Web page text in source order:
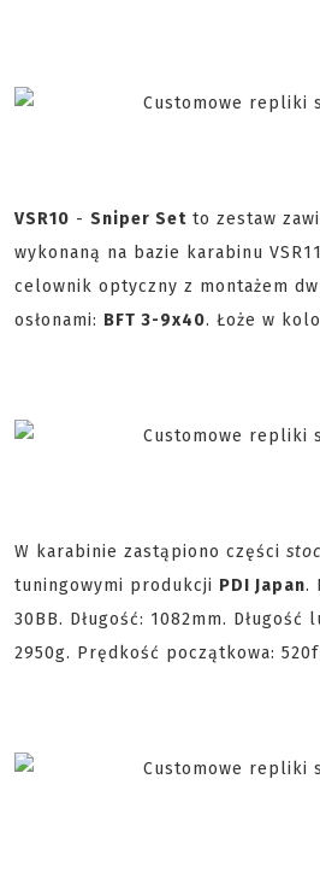
VSR10 - Sniper Set to zestaw
wykonaną na bazie karabinu
celownik optyczny z montażem
osłonami: BFT 3-9x40. Łoże w
W karabinie zastąpiono części
tuningowymi produkcji PDI Japan.
30BB. Długość: 1082mm. Długość
2950g. Prędkość początkowa: